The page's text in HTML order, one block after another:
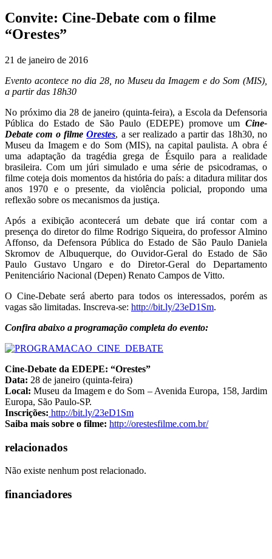
Convite: Cine-Debate com o filme
“Orestes”
21 de janeiro de 2016
Evento acontece no dia 28, no Museu da Imagem e do Som (MIS),
a partir das 18h30
No próximo dia 28 de janeiro (quinta-feira), a Escola da Defensoria
Pública do Estado de São Paulo (EDEPE) promove um Cine-
Debate com o filmeOrestes, a ser realizado a partir das 18h30, no
Museu da Imagem e do Som (MIS), na capital paulista. A obra é
uma adaptação da tragédia grega de Ésquilo para a realidade
brasileira. Com um júri simulado e uma série de psicodramas, o
filme coteja dois momentos da história do país: a ditadura militar dos
anos 1970 e o presente, da violência policial, propondo uma
reflexão sobre os mecanismos da justiça.
Após a exibição acontecerá um debate que irá contar com a
presença do diretor do filme Rodrigo Siqueira, do professor Almino
Affonso, da Defensora Pública do Estado de São Paulo Daniela
Skromov de Albuquerque, do Ouvidor-Geral do Estado de São
Paulo Gustavo Ungaro e do Diretor-Geral do Departamento
Penitenciário Nacional (Depen) Renato Campos de Vitto.
O Cine-Debate será aberto para todos os interessados, porém as
vagas são limitadas. Inscreva-se: http://bit.ly/23eD1Sm.
Confira abaixo a programação completa do evento:
Cine-Debate da EDEPE: “Orestes”
Data: 28 de janeiro (quinta-feira)
Local: Museu da Imagem e do Som – Avenida Europa, 158, Jardim
Europa, São Paulo-SP.
Inscrições: http://bit.ly/23eD1Sm
Saiba mais sobre o filme: http://orestesfilme.com.br/
relacionados
Não existe nenhum post relacionado.
financiadores